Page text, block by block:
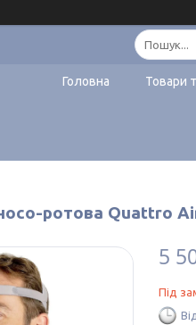
Головна Товари
ротова Quattro
5
Під